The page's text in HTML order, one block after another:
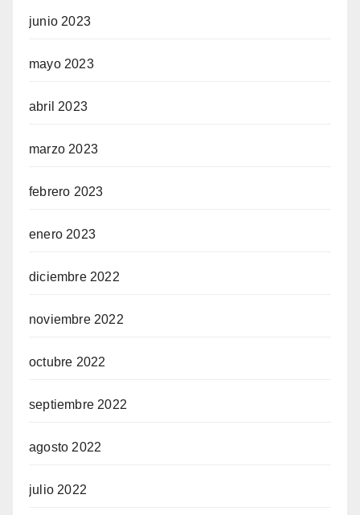
junio 2023
mayo 2023
abril 2023
marzo 2023
febrero 2023
enero 2023
diciembre 2022
noviembre 2022
octubre 2022
septiembre 2022
agosto 2022
julio 2022